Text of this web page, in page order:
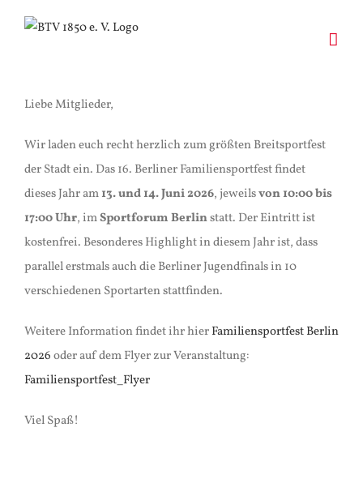
Liebe Mitglieder,
Wir laden euch recht herzlich zum größten Breitsportfest
der Stadt ein. Das 16. Berliner Familiensportfest findet
dieses Jahr am13. und 14. Juni 2026, jeweilsvon 10:00 bis
17:00 Uhr, imSportforum Berlinstatt. Der Eintritt ist
kostenfrei. Besonderes Highlight in diesem Jahr ist, dass
parallel erstmals auch die Berliner Jugendfinals in 10
verschiedenen Sportarten stattfinden.
Weitere Information findet ihr hierFamiliensportfest Berlin
2026oder auf dem Flyer zur Veranstaltung:
Familiensportfest_Flyer
Viel Spaß!